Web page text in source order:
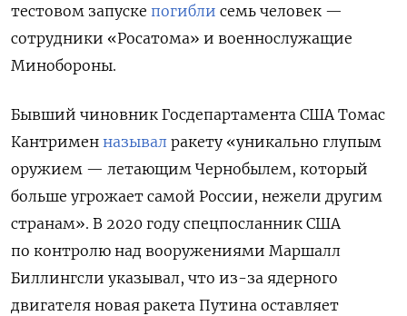
тестовом запуске погибли семь человек —
сотрудники «Росатома» и военнослужащие
Минобороны.
Бывший чиновник Госдепартамента США Томас
Кантримен называл ракету «уникально глупым
оружием — летающим Чернобылем, который
больше угрожает самой России, нежели другим
странам». В 2020 году спецпосланник США
по контролю над вооружениями Маршалл
Биллингсли указывал, что из-за ядерного
двигателя новая ракета Путина оставляет